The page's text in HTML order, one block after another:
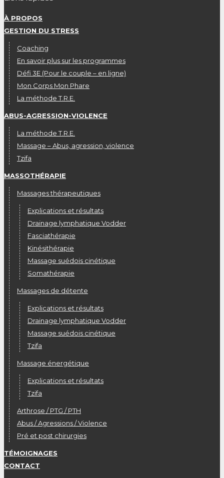
À PROPOS
GESTION DU STRESS
Coaching
En savoir plus sur les programmes
Défi 3E (Pour le couple – en ligne)
Mon Corps Mon Phare
La méthode T.R.E.
ABUS-AGRESSION-VIOLENCE
La méthode T.R.E.
Massage – Abus, agression, violence
Tzifa
MASSOTHÉRAPIE
Massages thérapeutiques
Explications et résultats
Drainage lymphatique Vodder
Fasciathérapie
Kinésithérapie
Massage suédois cinétique
Somathérapie
Massages de détente
Explications et résultats
Drainage lymphatique Vodder
Massage suédois cinétique
Tzifa
Massage énergétique
Explications et résultats
Tzifa
Arthrose / PTG / PTH
Abus / Agressions / Violence
Pré et post chirurgies
TÉMOIGNAGES
CONTACT